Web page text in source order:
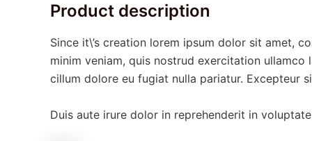
Product description
Since it\’s creation lorem ipsum dolor sit amet,
minim veniam, quis nostrud exercitation
cillum dolore eu fugiat nulla pariatur. Excepteur
Duis aute irure dolor in reprehenderit in